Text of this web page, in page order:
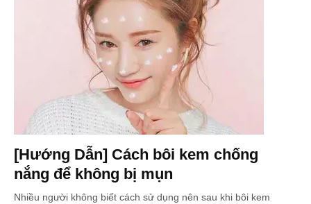
[Hướng Dẫn] Cách bôi kem chống
nắng để không bị mụn
Nhiều người không biết cách sử dụng nên sau khi bôi kem